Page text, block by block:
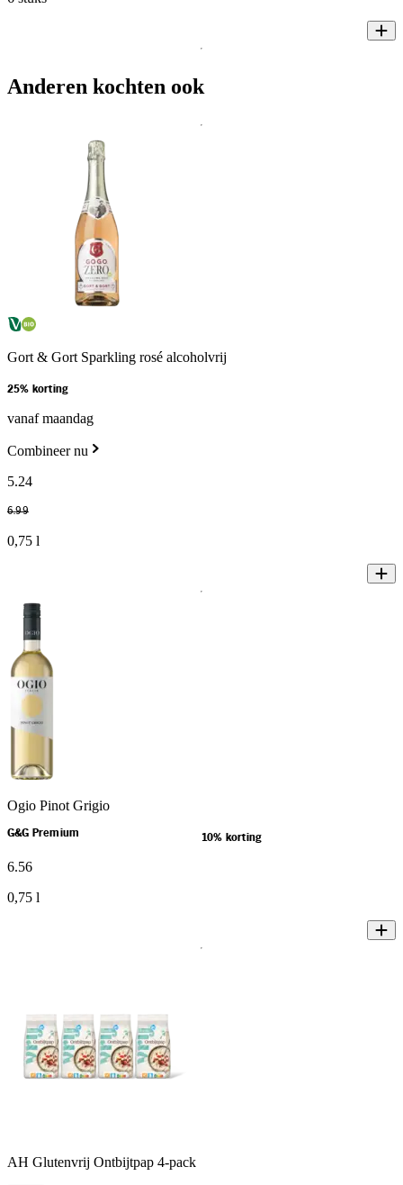
Anderen kochten ook
Gort & Gort Sparkling rosé alcoholvrij
25% korting
vanaf maandag
Combineer nu
5.24
6.99
0,75 l
Ogio Pinot Grigio
G&G Premium 10% korting
6.56
0,75 l
AH Glutenvrij Ontbijtpap 4-pack